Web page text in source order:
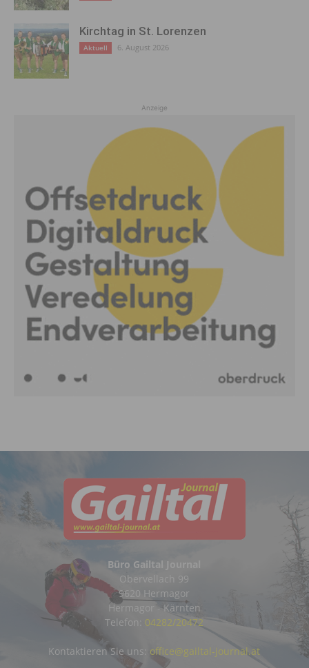
Kirchtag in St. Lorenzen
Aktuell 6. August 2026
Anzeige
Büro Gailtal Journal
Obervellach 99
9620 Hermagor
Hermagor - Kärnten
Telefon: 04282/20472
Kontaktieren Sie uns: office@gailtal-journal.at